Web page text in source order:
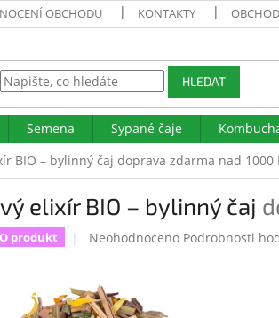
OBCHODU KONTAKTY
HLEDAT
Semena Sypané čaje
BIO – bylinný čaj doprava zdarma nad 1000
elixír BIO – bylinný čaj
produkt
Průměrné
je
0,0
Neohodnoceno Podrobnosti